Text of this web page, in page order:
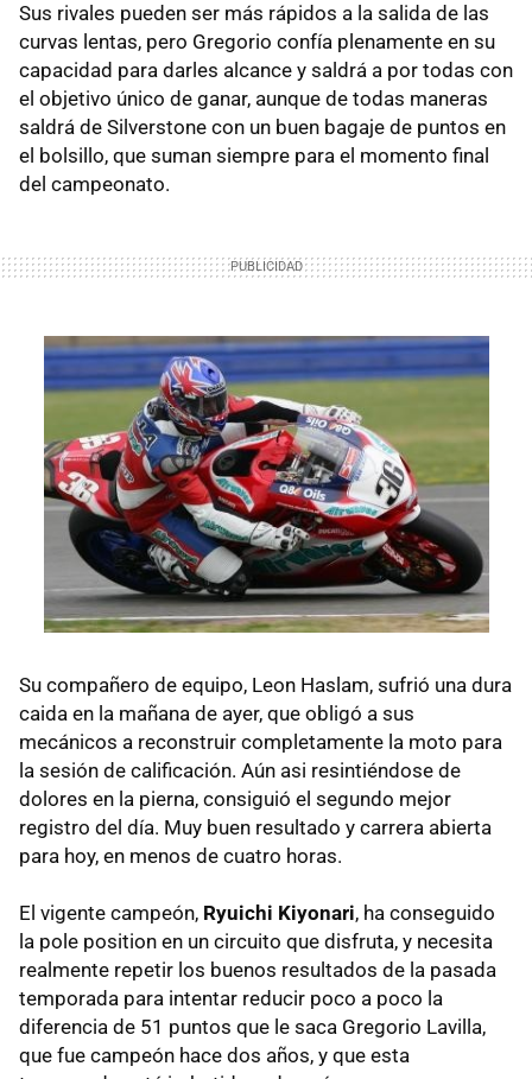
Sus rivales pueden ser más rápidos a la salida de las
curvas lentas, pero Gregorio confía plenamente en su
capacidad para darles alcance y saldrá a por todas con
el objetivo único de ganar, aunque de todas maneras
saldrá de Silverstone con un buen bagaje de puntos en
el bolsillo, que suman siempre para el momento final
del campeonato.
Su compañero de equipo, Leon Haslam, sufrió una dura
caida en la mañana de ayer, que obligó a sus
mecánicos a reconstruir completamente la moto para
la sesión de calificación. Aún asi resintiéndose de
dolores en la pierna, consiguió el segundo mejor
registro del día. Muy buen resultado y carrera abierta
para hoy, en menos de cuatro horas.
El vigente campeón, Ryuichi Kiyonari, ha conseguido
la pole position en un circuito que disfruta, y necesita
realmente repetir los buenos resultados de la pasada
temporada para intentar reducir poco a poco la
diferencia de 51 puntos que le saca Gregorio Lavilla,
que fue campeón hace dos años, y que esta